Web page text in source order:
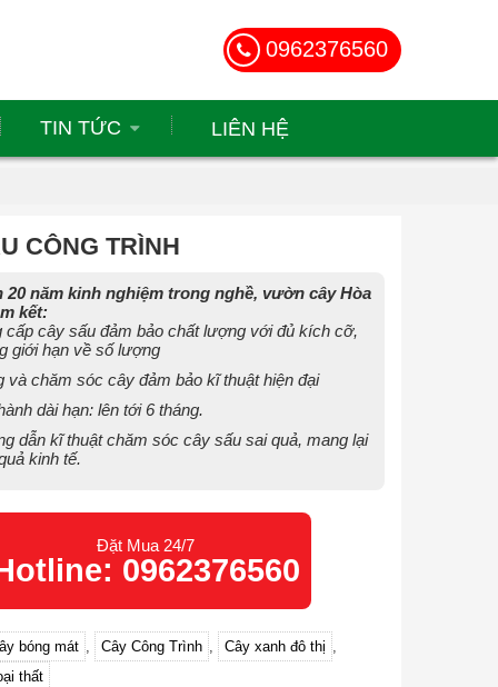
0962376560
TIN TỨC LIÊN HỆ
CÔNG TRÌNH
20 năm kinh nghiệm trong nghề, vườn cây Hòa
kết:
cấp cây sấu đảm bảo chất lượng với đủ kích cỡ,
giới hạn về số lượng
và chăm sóc cây đảm bảo kĩ thuật hiện đại
dài hạn: lên tới 6 tháng.
dẫn kĩ thuật chăm sóc cây sấu sai quả, mang lại
kinh tế.
Đặt Mua 24/7
0962376560
bóng mát , Cây Công Trình , Cây xanh đô thị ,
thất